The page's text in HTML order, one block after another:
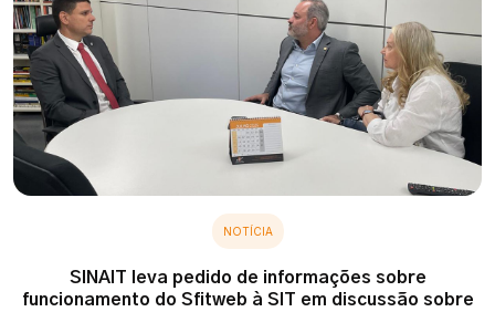
NOTÍCIA
SINAIT leva pedido de informações sobre
funcionamento do Sfitweb à SIT em discussão sobre